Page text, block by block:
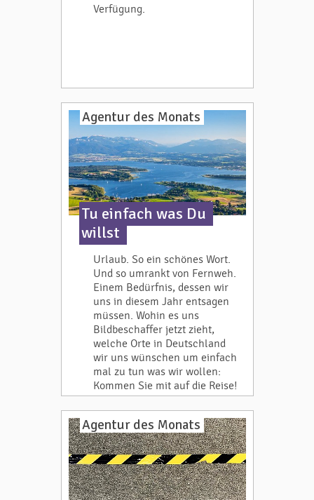
Verfügung.
Agentur des Monats
Tu einfach was Du
willst
Urlaub. So ein schönes Wort.
Und so umrankt von Fernweh.
Einem Bedürfnis, dessen wir
uns in diesem Jahr entsagen
müssen. Wohin es uns
Bildbeschaffer jetzt zieht,
welche Orte in Deutschland
wir uns wünschen um einfach
mal zu tun was wir wollen:
Kommen Sie mit auf die Reise!
Agentur des Monats